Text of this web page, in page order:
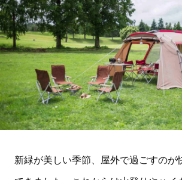
新緑が美しい季節、屋外で過ごすのが